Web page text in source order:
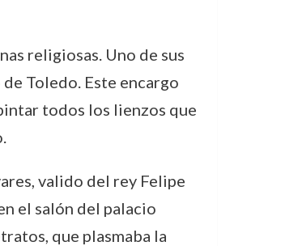
religiosas. Uno de sus
Toledo. Este encargo
todos los lienzos que
valido del rey Felipe
el salón del palacio
que plasmaba la